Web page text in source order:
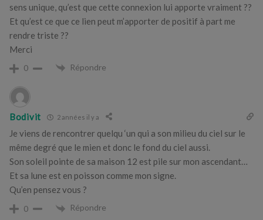
sens unique, qu’est que cette connexion lui apporte vraiment ??
Et qu’est ce que ce lien peut m’apporter de positif à part me
rendre triste ??
Merci
0 Répondre
Bodivit 2 années il y a
Je viens de rencontrer quelqu ‘un qui a son milieu du ciel sur le
même degré que le mien et donc le fond du ciel aussi.
Son soleil pointe de sa maison 12 est pile sur mon ascendant…
Et sa lune est en poisson comme mon signe.
Qu’en pensez vous ?
0 Répondre